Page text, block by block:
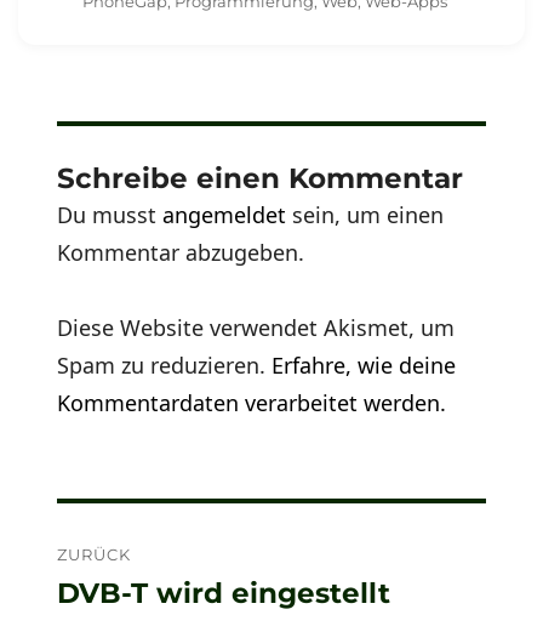
Schreibe einen Kommentar
Du musstangemeldet sein, um einen
Kommentar abzugeben.
Diese Website verwendet Akismet, um
Spam zu reduzieren. Erfahre, wie deine
Kommentardaten verarbeitet werden.
ZURÜCK
Vorheriger
DVB-T wird eingestellt